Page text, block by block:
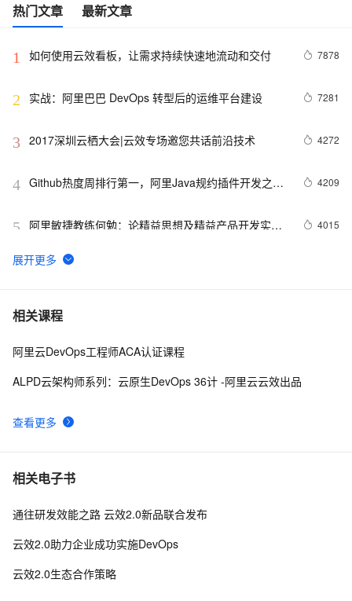
热门文章 最新文章
1 如何使用云效看板，让需求持续快速地流动和交付 7878
2 实战：阿里巴巴 DevOps 转型后的运维平台建设 7281
3 2017深圳云栖大会|云效专场邀您共话前沿技术 4272
4 Github热度周排行第一，阿里Java规约插件开发之路
4209
5
阿里敏捷教练何勉：论精益思想及精益产品开发实践
4015
6 新世界由你造，欢迎加入阿里云效团队！
7 新功能 | 如何打造一个高可用多租户的企业级Maven
8 对话阿里敏捷教练 | 成功辅导过淘宝、闲鱼，他都是
相关课程
查看更多
阿里云DevOps工程师ACA认证课程
ALPD云架构师系列：云原生DevOps 36计 -阿里云云效出品
相关电子书
通往研发效能之路 云效2.0新品联合发布
云效2.0助力企业成功实施DevOps
云效2.0生态合作策略